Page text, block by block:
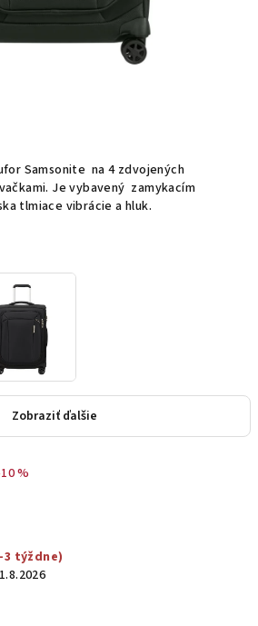
Samsonite na 4 zdvojených
Je vybavený zamykacím
tlmiace vibrácie a hluk.
Zobraziť ďalšie
%
3 týždne)